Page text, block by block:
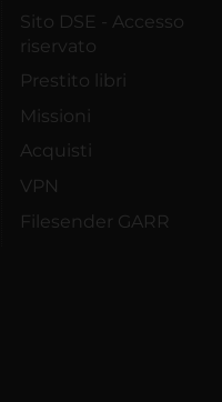
Sito DSE - Accesso
riservato
Prestito libri
Missioni
Acquisti
VPN
Filesender GARR